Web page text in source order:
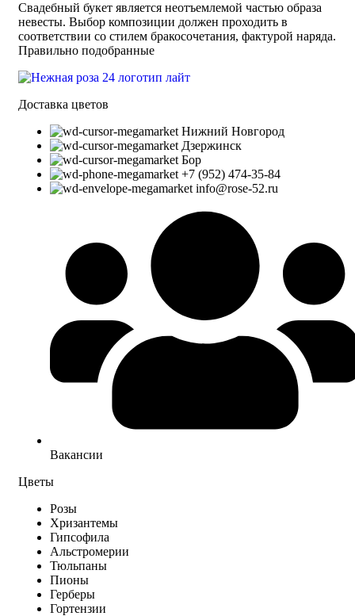
Свадебный букет является неотъемлемой частью образа
невесты. Выбор композиции должен проходить в
соответствии со стилем бракосочетания, фактурой наряда.
Правильно подобранные
Доставка цветов
Нижний Новгород
Дзержинск
Бор
+7 (952) 474-35-84
info@rose-52.ru
Вакансии
Цветы
Розы
Хризантемы
Гипсофила
Альстромерии
Тюльпаны
Пионы
Герберы
Гортензии